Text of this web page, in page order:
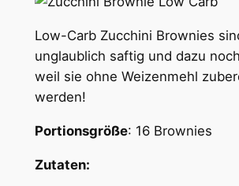
Low-Carb Zucchini Brownies
unglaublich saftig und dazu
weil sie ohne Weizenmehl
werden!
Portionsgröße: 16 Brownies
Zutaten: